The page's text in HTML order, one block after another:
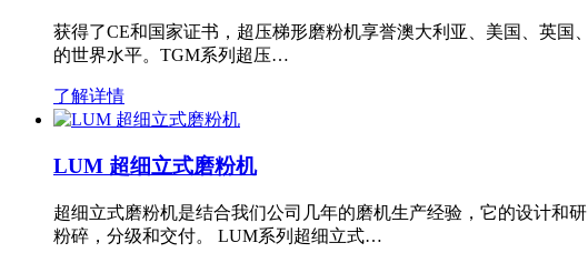
获得了CE和国家证书，超压梯形磨粉机享誉澳大利亚、美国、英
的世界水平。TGM系列超压…
了解详情
LUM 超细立式磨粉机
超细立式磨粉机是结合我们公司几年的磨机生产经验，它的设计和
粉碎，分级和交付。 LUM系列超细立式…